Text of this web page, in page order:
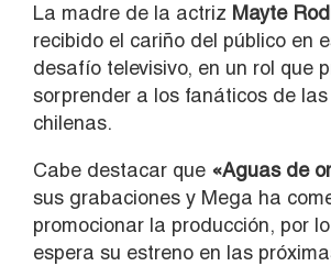
La madre de la actriz Mayte
recibido el cariño del público en
desafío televisivo, en un rol que
sorprender a los fanáticos de
chilenas.
Cabe destacar que «Aguas de
sus grabaciones y Mega ha
promocionar la producción, por
espera su estreno en las